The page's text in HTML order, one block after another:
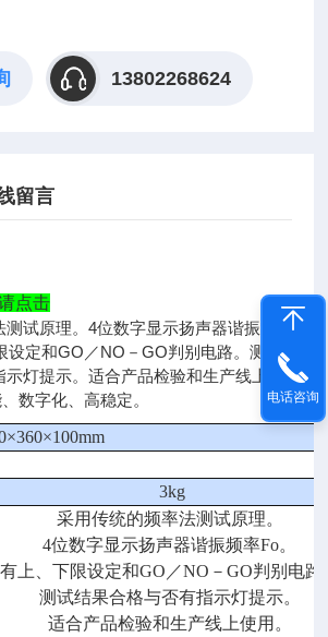
13802268624
留言
点击
试原理。4位数字显示扬声器谐振频
设定和GO／NO－GO判别电路。测试
示灯提示。适合产品检验和生产线上使
数字化、高稳定。
100mm
3kg
采用传统的频率法测试原理。
4位数字显示扬声器谐振频率Fo。
有上、下限设定和GO ／NO － GO判别电路
测试结果合格与否有指示灯提示。
适合产品检验和生产线上使用。
电话咨询